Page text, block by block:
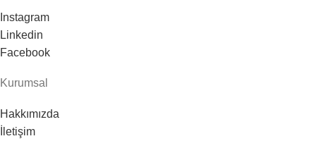
Instagram
Linkedin
Facebook
Kurumsal
Hakkımızda
İletişim